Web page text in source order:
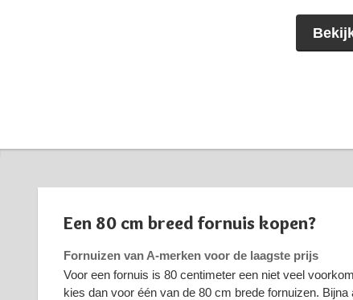
Een 80 cm breed fornuis kopen?
Fornuizen van A-merken voor de laagste prijs
Voor een fornuis is 80 centimeter een niet veel
kies dan voor één van de 80 cm brede fornuizen.